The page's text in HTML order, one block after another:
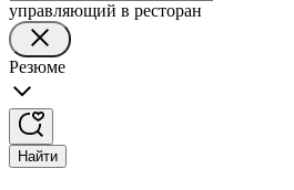
управляющий в ресторан
Резюме
Найти